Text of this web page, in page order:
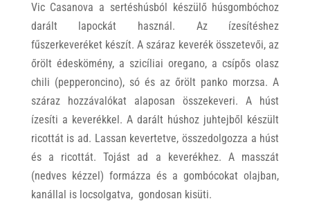
Vic Casanova a sertéshúsból készülő húsgombóchoz
darált lapockát használ. Az ízesítéshez
fűszerkeveréket készít. A száraz keverék összetevői, az
őrölt édeskömény, a szicíliai oregano, a csípős olasz
chili (pepperoncino), só és az őrölt panko morzsa. A
száraz hozzávalókat alaposan összekeveri. A húst
ízesíti a keverékkel. A darált húshoz juhtejből készült
ricottát is ad. Lassan kevertetve, összedolgozza a húst
és a ricottát. Tojást ad a keverékhez. A masszát
(nedves kézzel) formázza és a gombócokat olajban,
kanállal is locsolgatva, gondosan kisüti.